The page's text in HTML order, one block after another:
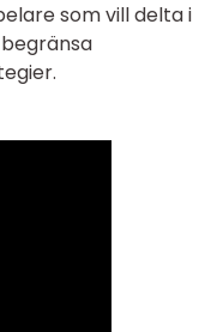
som vill delta i